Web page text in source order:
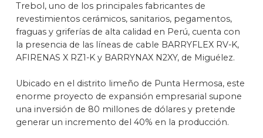
Trebol, uno de los principales fabricantes de
revestimientos cerámicos, sanitarios, pegamentos,
fraguas y griferías de alta calidad en Perú, cuenta con
la presencia de las líneas de cable BARRYFLEX RV-K,
AFIRENAS X RZ1-K y BARRYNAX N2XY, de Miguélez.
Ubicado en el distrito limeño de Punta Hermosa, este
enorme proyecto de expansión empresarial supone
una inversión de 80 millones de dólares y pretende
generar un incremento del 40% en la producción.